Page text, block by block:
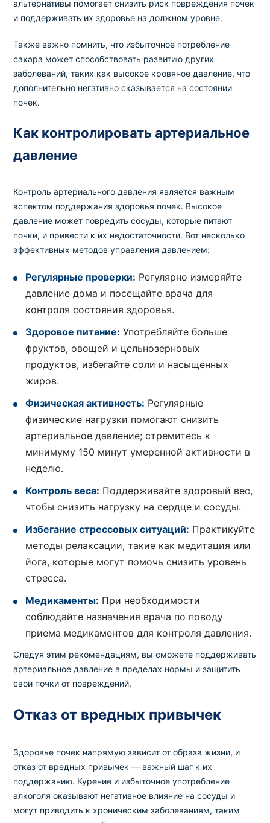
альтернативы помогает снизить риск повреждения почек
и поддерживать их здоровье на должном уровне.
Также важно помнить, что избыточное потребление
сахара может способствовать развитию других
заболеваний, таких как высокое кровяное давление, что
дополнительно негативно сказывается на состоянии
почек.
Как контролировать артериальное
давление
Контроль артериального давления является важным
аспектом поддержания здоровья почек. Высокое
давление может повредить сосуды, которые питают
почки, и привести к их недостаточности. Вот несколько
эффективных методов управления давлением:
Регулярные проверки: Регулярно измеряйте
давление дома и посещайте врача для
контроля состояния здоровья.
Здоровое питание: Употребляйте больше
фруктов, овощей и цельнозерновых
продуктов, избегайте соли и насыщенных
жиров.
Физическая активность: Регулярные
физические нагрузки помогают снизить
артериальное давление; стремитесь к
минимуму 150 минут умеренной активности в
неделю.
Контроль веса: Поддерживайте здоровый вес,
чтобы снизить нагрузку на сердце и сосуды.
Избегание стрессовых ситуаций: Практикуйте
методы релаксации, такие как медитация или
йога, которые могут помочь снизить уровень
стресса.
Медикаменты: При необходимости
соблюдайте назначения врача по поводу
приема медикаментов для контроля давления.
Следуя этим рекомендациям, вы сможете поддерживать
артериальное давление в пределах нормы и защитить
свои почки от повреждений.
Отказ от вредных привычек
Здоровье почек напрямую зависит от образа жизни, и
отказ от вредных привычек — важный шаг к их
поддержанию. Курение и избыточное употребление
алкоголя оказывают негативное влияние на сосуды и
могут приводить к хроническим заболеваниям, таким